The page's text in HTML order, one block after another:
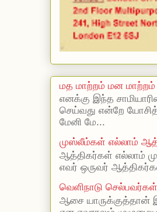
மத மாற்றம் மன மாற்றம்
எனக்கு இந்த
செய்வது என்றே
மேனி மே...
முஸ்லீம்கள் எல்லாம்
ஆத்திகர்கள் எல்லாம்
எவர் ஒருவர்
வெளிநாடு
ஆசை யாருக்குத்தான்